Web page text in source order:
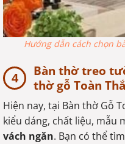
Hướng dẫn cách chọn
Bàn thờ treo
thờ gỗ Toàn
Hiện nay, tại Bàn thờ Gỗ
kiểu dáng, chất liệu, mẫu
vách ngăn. Bạn có thể